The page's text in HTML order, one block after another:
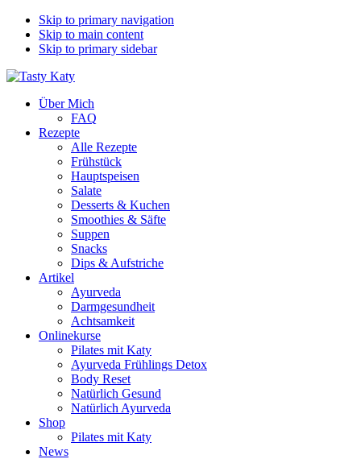
Skip to primary navigation
Skip to main content
Skip to primary sidebar
Über Mich
FAQ
Rezepte
Alle Rezepte
Frühstück
Hauptspeisen
Salate
Desserts & Kuchen
Smoothies & Säfte
Suppen
Snacks
Dips & Aufstriche
Artikel
Ayurveda
Darmgesundheit
Achtsamkeit
Onlinekurse
Pilates mit Katy
Ayurveda Frühlings Detox
Body Reset
Natürlich Gesund
Natürlich Ayurveda
Shop
Pilates mit Katy
News